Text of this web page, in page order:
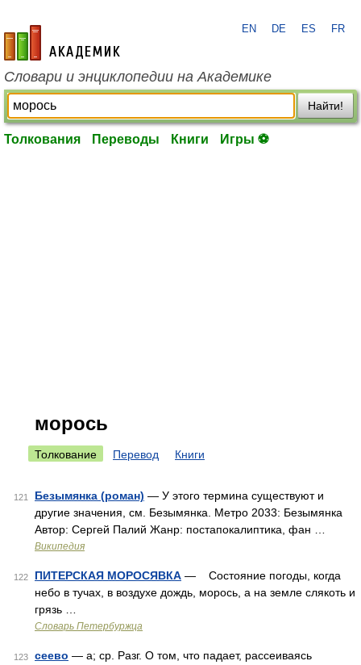
academic.ru
EN DE ES FR
Словари и энциклопедии на Академике
Найти!
Толкования Переводы Книги Игры ⚽
морось
Толкование Перевод Книги
121 Безымянка (роман) — У этого термина существуют и
другие значения, см. Безымянка. Метро 2033: Безымянка
Автор: Сергей Палий Жанр: постапокалиптика, фан …
Википедия
122 ПИТЕРСКАЯ МОРОСЯВКА — Состояние погоды, когда
небо в тучах, в воздухе дождь, морось, а на земле слякоть и
грязь …
Словарь Петербуржца
123 сеево — а; ср. Разг. О том, что падает, рассеиваясь